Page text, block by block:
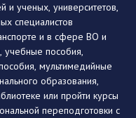
и ученых, университетов,
специалистов
и в сфере ВО и
пособия,
мультимедийные
образования,
или пройти курсы
переподготовки с